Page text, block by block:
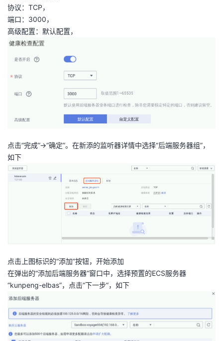
协议：TCP，
端口：3000，
高级配置：默认配置，
点击“完成”->“确定”。在新添的监听器详情中选择“后端服务器组”，
如下
点击上图标识的“添加”按钮，开始添加
在弹出的“添加后端服务器”窗口中，选择预置的ECS服务器
“kunpeng-elbas”，点击“下一步”，如下